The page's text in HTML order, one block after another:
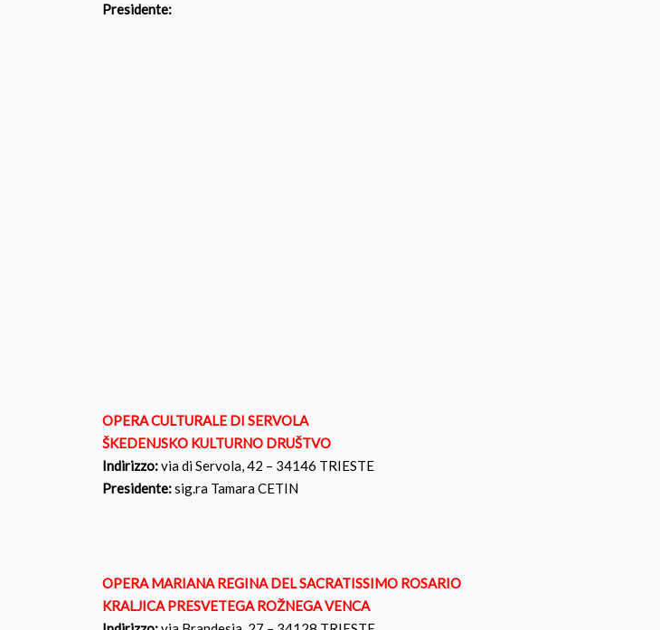
Presidente:
OPERA CULTURALE DI SERVOLA
ŠKEDENJSKO KULTURNO DRUŠTVO
Indirizzo:via di Servola, 42 – 34146 TRIESTE
Presidente:sig.ra Tamara CETIN
OPERA MARIANA REGINA DEL SACRATISSIMO ROSARIO
KRALJICA PRESVETEGA ROŽNEGA VENCA